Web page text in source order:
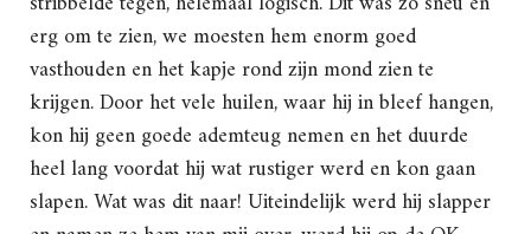
erg om te zien, we moesten hem enorm goed
vasthouden en het kapje rond zijn mond zien te
krijgen. Door het vele huilen, waar hij in bleef hangen,
kon hij geen goede ademteug nemen en het duurde
heel lang voordat hij wat rustiger werd en kon gaan
slapen. Wat was dit naar! Uiteindelijk werd hij slapper